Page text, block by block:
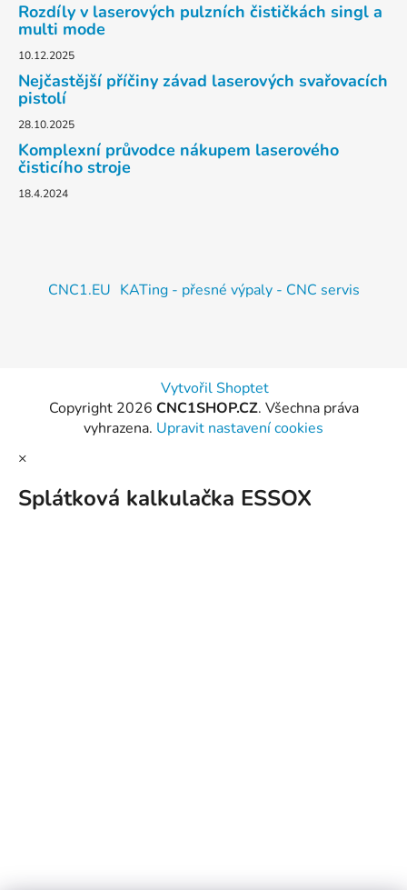
Rozdíly v laserových pulzních čističkách singl a
multi mode
10.12.2025
Nejčastější příčiny závad laserových svařovacích
pistolí
28.10.2025
Komplexní průvodce nákupem laserového
čisticího stroje
18.4.2024
CNC1.EU KATing - přesné výpaly - CNC servis
Vytvořil Shoptet
Copyright 2026 CNC1SHOP.CZ. Všechna práva
vyhrazena. Upravit nastavení cookies
×
Splátková kalkulačka ESSOX